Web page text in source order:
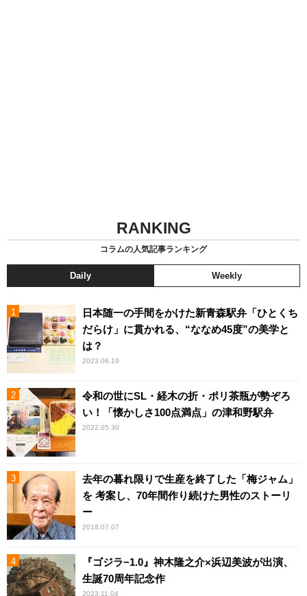
RANKING
コラムの人気記事ランキング
Daily Weekly
日本随一の手間をかけた新青森駅弁「ひとくち
だらけ」に貫かれる、“ななめ45度”の美学と
は？
2023.06.19
令和の世にSL・経木の折・ポリ茶瓶が勢ぞろ
い！「懐かしさ100点満点」の津和野駅弁
2022.05.30
去年の暮れ限りで生産を終了した「梅ジャム」
を 考案し、70年間作り続けた男性のストーリ
ー
2018.07.07
『ゴジラ−1.0』神木隆之介×浜辺美波が出演、
生誕70周年記念作
2023.11.04